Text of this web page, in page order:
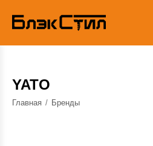
YATO
Главная / Бренды